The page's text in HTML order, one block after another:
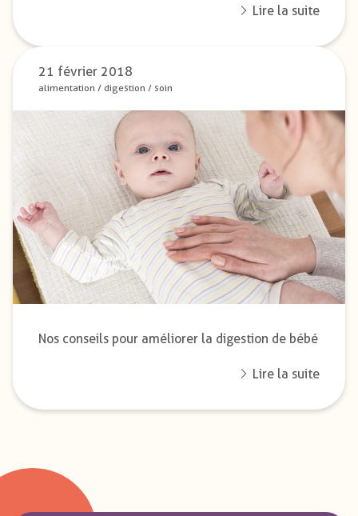
Lire la suite
21 février 2018
alimentation / digestion / soin
Nos conseils pour améliorer la digestion de bébé
Lire la suite